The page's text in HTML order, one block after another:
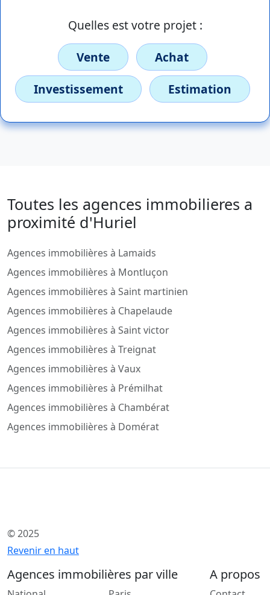
Quelles est votre projet :
Vente
Achat
Investissement
Estimation
Toutes les agences immobilieres a
proximité d'Huriel
Agences immobilières à Lamaids
Agences immobilières à Montluçon
Agences immobilières à Saint martinien
Agences immobilières à Chapelaude
Agences immobilières à Saint victor
Agences immobilières à Treignat
Agences immobilières à Vaux
Agences immobilières à Prémilhat
Agences immobilières à Chambérat
Agences immobilières à Domérat
© 2025
Revenir en haut
Agences immobilières par ville A propos